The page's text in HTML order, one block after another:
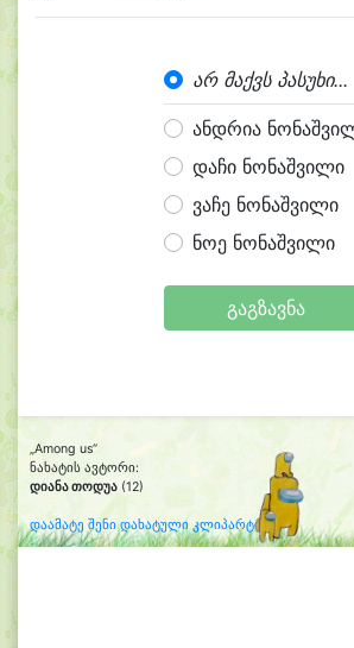
არ მაქვს პასუხი...
ანდრია
დაჩი ნონაშვილი
ვაჩე ნონაშვილი
ნოე ნონაშვილი
გაგზავნა
„Among us“
ნახატის ავტორი:
დიანა თოდუა (12)
დაამატე შენი დახატული კლიპარტი